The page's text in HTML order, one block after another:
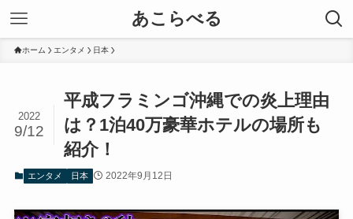
あこらべる
ホーム エンタメ 日本
平成フラミンゴ沖縄での炎上理由
は？1泊40万豪華ホテルの場所も
紹介！
2022
9/12
エンタメ 日本 2022年9月12日